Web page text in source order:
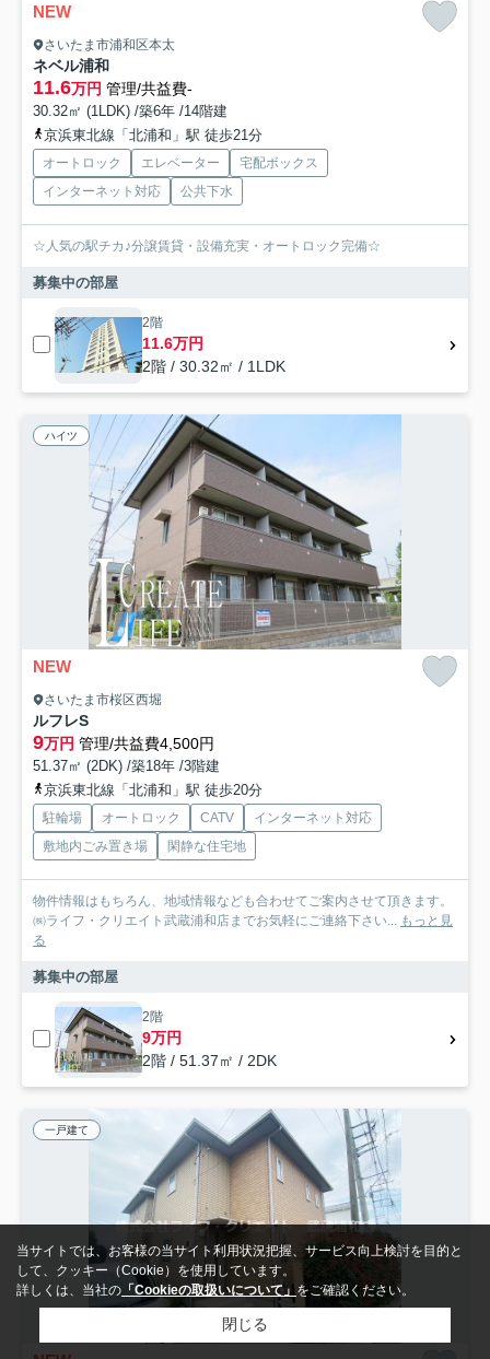
NEW
さいたま市浦和区本太
ネベル浦和
11.6万円 管理/共益費-
30.32㎡ (1LDK) /築6年 /14階建
京浜東北線「北浦和」駅 徒歩21分
オートロック エレベーター
宅配ボックス
インターネット対応
公共下水
☆人気の駅チカ♪分譲賃貸・設備充実・オートロック完備☆
募集中の部屋
2階
11.6万円
2階 / 30.32㎡ / 1LDK
ハイツ
NEW
さいたま市桜区西堀
ルフレS
9万円 管理/共益費4,500円
51.37㎡ (2DK) /築18年 /3階建
京浜東北線「北浦和」駅 徒歩20分
駐輪場 オートロック CATV
インターネット対応
敷地内ごみ置き場
閑静な住宅地
物件情報はもちろん、地域情報なども合わせてご案内させて頂きます。
㈱ライフ・クリエイト武蔵浦和店までお気軽にご連絡下さい...
もっと見
る
募集中の部屋
2階
9万円
2階 / 51.37㎡ / 2DK
一戸建て
当サイトでは、お客様の当サイト利用状況把握、サービス向上検討を目的と
して、クッキー（Cookie）を使用しています。
詳しくは、当社の 「Cookieの取扱いについて」 をご確認ください。
閉じる